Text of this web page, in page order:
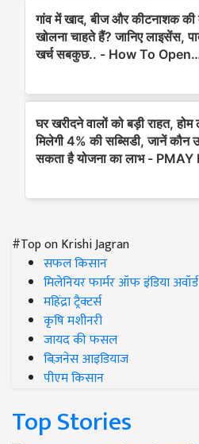
#Top on Krishi Jagran
सफल किसान
मिलेनियर फार्मर ऑफ इंडिया अवॉर्ड
महिंद्रा ट्रैक्टर्स
कृषि मशीनरी
जायद की फसल
बिज़नेस आइडियाज
पीएम किसान
Top Stories